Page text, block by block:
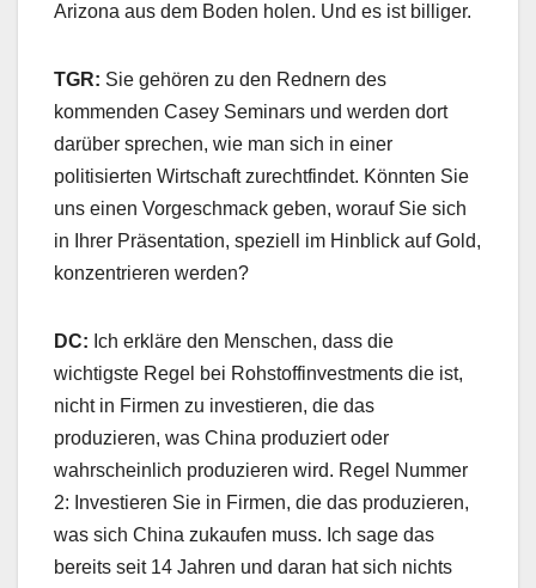
Arizona aus dem Boden holen. Und es ist billiger.
TGR: Sie gehören zu den Rednern des
kommenden Casey Seminars und werden dort
darüber sprechen, wie man sich in einer
politisierten Wirtschaft zurechtfindet. Könnten Sie
uns einen Vorgeschmack geben, worauf Sie sich
in Ihrer Präsentation, speziell im Hinblick auf Gold,
konzentrieren werden?
DC: Ich erkläre den Menschen, dass die
wichtigste Regel bei Rohstoffinvestments die ist,
nicht in Firmen zu investieren, die das
produzieren, was China produziert oder
wahrscheinlich produzieren wird. Regel Nummer
2: Investieren Sie in Firmen, die das produzieren,
was sich China zukaufen muss. Ich sage das
bereits seit 14 Jahren und daran hat sich nichts